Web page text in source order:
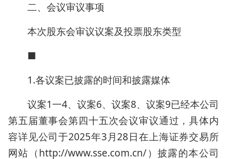
二、会议审议事项
本次股东会审议议案及投票股东类型
■
1.各议案已披露的时间和披露媒体
议案1一4、议案6、议案8、议案9已经本公司
第五届董事会第四十五次会议审议通过，具体内
容详见公司于2025年3月28日在上海证券交易所
网站（http://www.sse.com.cn/）披露的本公司